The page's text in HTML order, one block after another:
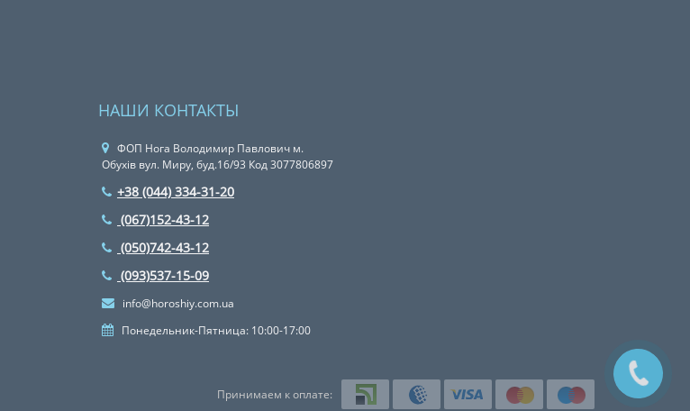
НАШИ КОНТАКТЫ
ФОП Нога Володимир Павлович м.
Обухів вул. Миру, буд.16/93 Код 3077806897
+38 (044) 334-31-20
(067)152-43-12
(050)742-43-12
(093)537-15-09
info@horoshiy.com.ua
Понедельник-Пятница: 10:00-17:00
Принимаем к оплате: